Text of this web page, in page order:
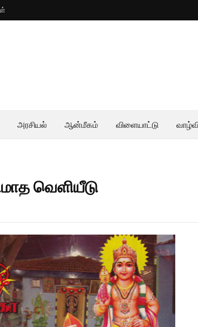
அரசியல் ஆன்மீகம் விளையாட்டு
வெளியீடு